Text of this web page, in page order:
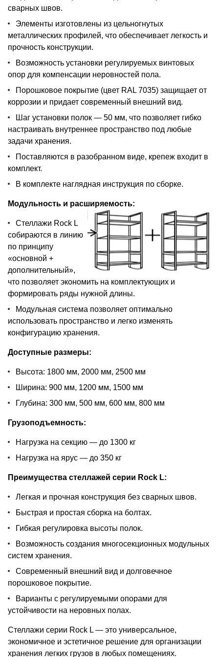
сварных швов.
Элементы изготовлены из цельногнутых
металлических профилей, что обеспечивает легкость и
прочность конструкции.
Возможность установки регулируемых винтовых
опор для компенсации неровностей пола.
Порошковое покрытие (цвет RAL 7035) защищает от
коррозии и придает современный внешний вид.
Шаг установки полок — 50 мм, что позволяет гибко
настраивать внутреннее пространство под любые
задачи хранения.
Поставляются в разобранном виде, крепеж входит в
комплект.
В комплекте наглядная инструкция по сборке.
Модульность и расширяемость:
Стеллажи Rock L
собираются в линию
по принципу
«основной +
дополнительный»,
что позволяет экономить на комплектующих и
формировать ряды нужной длины.
Модульная система позволяет оптимально
использовать пространство и легко изменять
конфигурацию хранения.
Доступные размеры:
Высота: 1800 мм, 2000 мм, 2500 мм
Ширина: 900 мм, 1200 мм, 1500 мм
Глубина: 300 мм, 500 мм, 600 мм, 800 мм
Грузоподъемность:
Нагрузка на секцию — до 1300 кг
Нагрузка на ярус — до 350 кг
Преимущества стеллажей серии Rock L:
Легкая и прочная конструкция без сварных швов.
Быстрая и простая сборка на болтах.
Гибкая регулировка высоты полок.
Возможность создания многосекционных модульных
систем хранения.
Современный внешний вид и долговечное
порошковое покрытие.
Варианты с регулируемыми опорами для
устойчивости на неровных полах.
Стеллажи серии Rock L — это универсальное,
экономичное и эстетичное решение для организации
хранения легких грузов в любых помещениях.